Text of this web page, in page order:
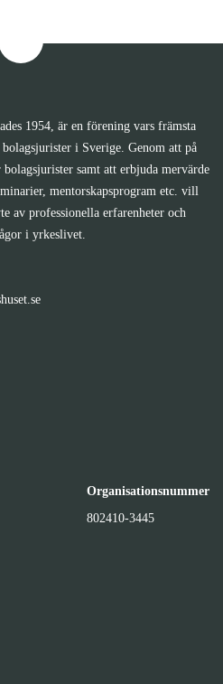
1954, är en förening vars främsta
i Sverige. Genom att på
samt att erbjuda mervärde
mentorskapsprogram etc. vill
av professionella erfarenheter och
i yrkeslivet.
Organisationsnummer
802410-3445